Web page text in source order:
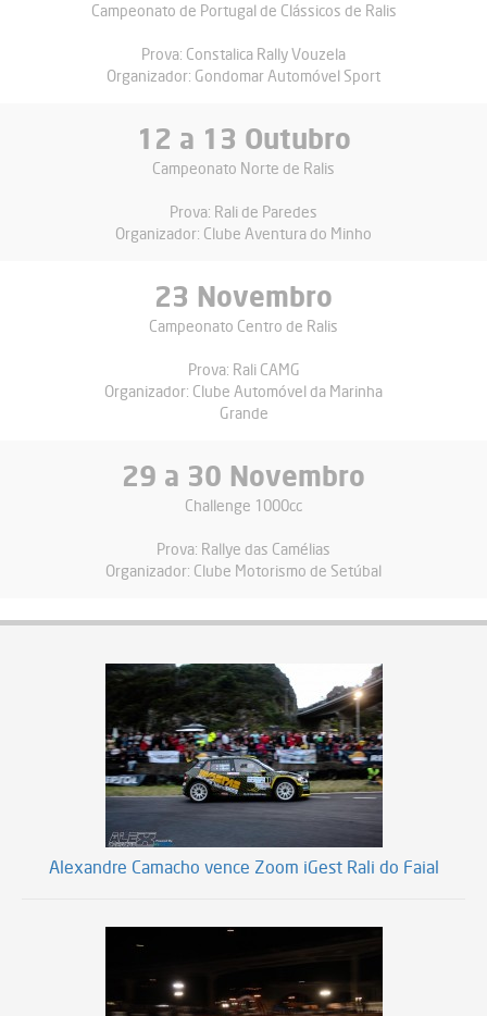
Campeonato de Portugal de Clássicos de Ralis
Prova: Constalica Rally Vouzela
Organizador: Gondomar Automóvel Sport
12 a 13 Outubro
Campeonato Norte de Ralis
Prova: Rali de Paredes
Organizador: Clube Aventura do Minho
23 Novembro
Campeonato Centro de Ralis
Prova: Rali CAMG
Organizador: Clube Automóvel da Marinha
Grande
29 a 30 Novembro
Challenge 1000cc
Prova: Rallye das Camélias
Organizador: Clube Motorismo de Setúbal
Alexandre Camacho vence Zoom iGest Rali do Faial